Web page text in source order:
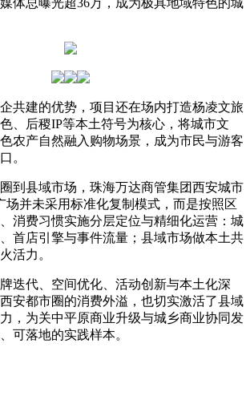
共建的优势，项目还在场内打造杨凌文旅
、后稷IP等本土符号为核心，将城市文
农产自然融入购物场景，成为市民与游客
。
到县域市场，珠海万达商管集团西安城市
场并未采用标准化复制模式，而是按照区
消费习惯实施分层定位与精细化运营：城
首店引擎与事件流量；县域市场做本土共
活力。
迭代、空间优化、活动创新与本土化深
安都市圈的消费外溢，也切实激活了县域
，为关中平原商业升级与城乡商业协同发
可落地的实践样本。